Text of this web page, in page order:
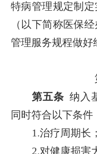
特病管理规定制
（以下简称医保
管理服务规程做好
第五条 纳入
同时符合以下条件
1.治疗周期长；
2.对健康损害